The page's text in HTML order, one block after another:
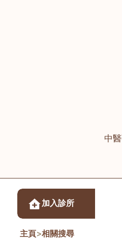
中
加入診所
主頁>相關搜尋